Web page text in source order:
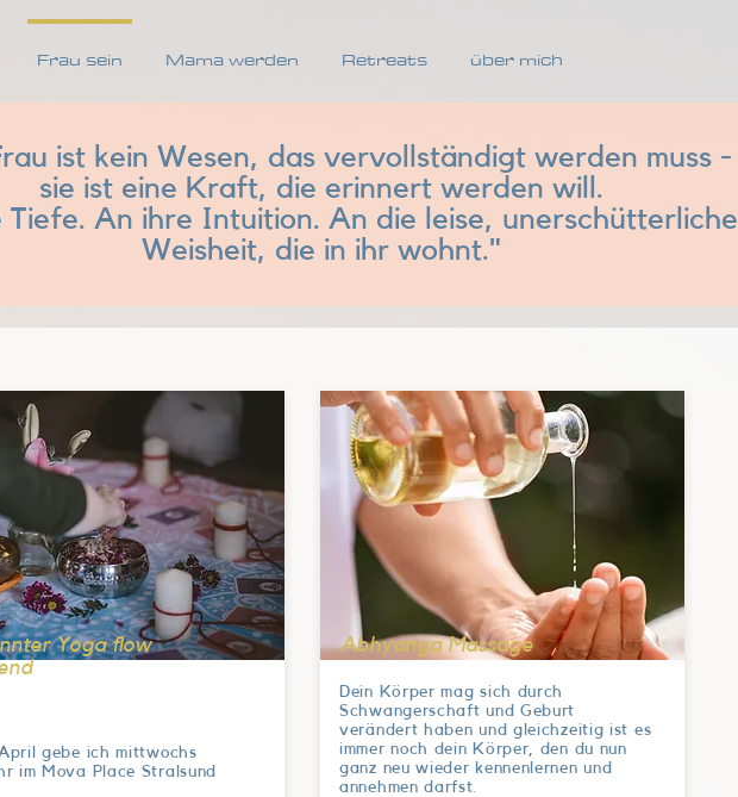
Frau sein Mama werden Retreats über mich
ist kein Wesen, das vervollständigt werden muss -
sie ist eine Kraft, die erinnert werden will.
Tiefe. An ihre Intuition. An die leise, unerschütterliche
Weisheit, die in ihr wohnt."
Yoga flow
gebe ich mittwochs
im Mova Place Stralsund
Abhyanga Massage
Dein Körper mag sich durch
Schwangerschaft und Geburt
verändert haben und gleichzeitig ist es
immer noch dein Körper, den du nun
ganz neu wieder kennenlernen und
annehmen darfst.